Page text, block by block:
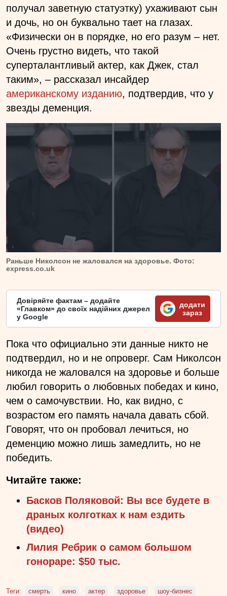
получал заветную статуэтку) ухаживают сын
и дочь, но он буквально тает на глазах.
«Физически он в порядке, но его разум – нет.
Очень грустно видеть, что такой
суперталантливый актер, как Джек, стал
таким», – рассказал инсайдер
американскому изданию, подтвердив, что у
звезды деменция.
Раньше Николсон не жаловался на здоровье. Фото:
express.co.uk
Довіряйте фактам – додайте
«Главком» до своїх надійних джерел
у Google
додати
зараз
Пока что официально эти данные никто не
подтвердил, но и не опроверг. Сам Николсон
никогда не жаловался на здоровье и больше
любил говорить о любовных победах и кино,
чем о самочувствии. Но, как видно, с
возрастом его память начала давать сбой.
Говорят, что он пробовал лечиться, но
деменцию можно лишь замедлить, но не
победить.
Читайте также:
Басков Поляковой: Вы все будете в
драных колготках к нам ездить
(видео)
Лилия Ребрик о самом большом
гонораре: $50 тыс.
Теги: смерть кино актер здоровье
шоу-бизнес